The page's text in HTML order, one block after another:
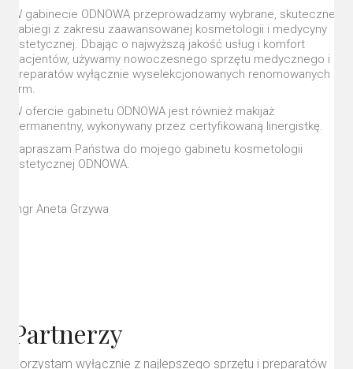
W gabinecie ODNOWA przeprowadzamy wybrane, skuteczne
zabiegi z zakresu zaawansowanej kosmetologii i medycyny
estetycznej. Dbając o najwyższą jakość usług i komfort
pacjentów, używamy nowoczesnego sprzętu medycznego i
preparatów wyłącznie wyselekcjonowanych renomowanych
firm.
W ofercie gabinetu ODNOWA jest również makijaż
permanentny, wykonywany przez certyfikowaną linergistkę.
Zapraszam Państwa do mojego gabinetu kosmetologii
estetycznej ODNOWA.
mgr Aneta Grzywa
Partnerzy
Korzystam wyłącznie z najlepszego sprzętu i preparatów